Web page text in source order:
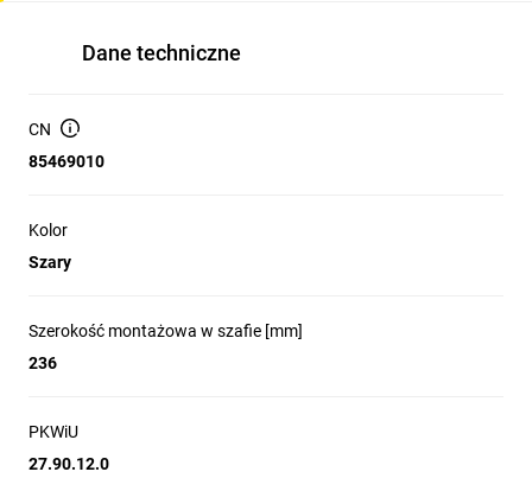
Dane techniczne
CN
85469010
Kolor
Szary
Szerokość montażowa w szafie [mm]
236
PKWiU
27.90.12.0